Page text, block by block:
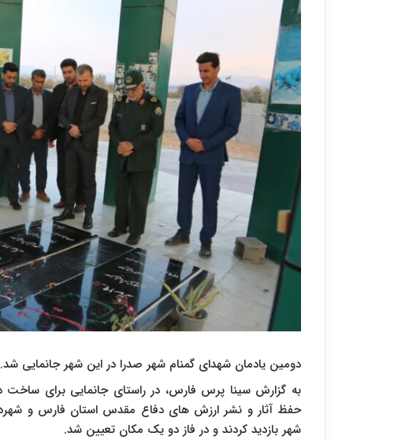
دومین یادمان شهدای گمنام شهر صدرا در این شهر جانمایی شد.
به گزارش سینا پرس فارس، در راستای جانمایی برای ساخت
حفظ آثار و نشر ارزش های دفاع مقدس استان فارس و
شهر بازدید کردند و در فاز دو یک مکان تعیین شد.